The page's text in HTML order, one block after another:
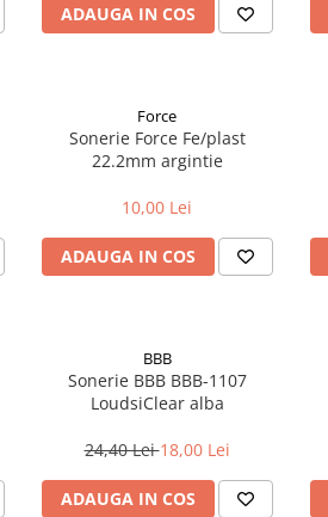
ADAUGA IN COS
Force
Sonerie Force Fe/plast
22.2mm argintie
10,00 Lei
ADAUGA IN COS
BBB
Sonerie BBB BBB-1107
LoudsiClear alba
24,40 Lei18,00 Lei
ADAUGA IN COS